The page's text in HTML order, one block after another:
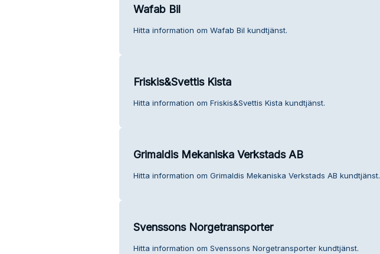
Wafab Bil
Hitta information om Wafab Bil kundtjänst.
Friskis&Svettis Kista
Hitta information om Friskis&Svettis Kista kundtjänst.
Grimaldis Mekaniska Verkstads AB
Hitta information om Grimaldis Mekaniska Verkstads AB kundtjänst.
Svenssons Norgetransporter
Hitta information om Svenssons Norgetransporter kundtjänst.